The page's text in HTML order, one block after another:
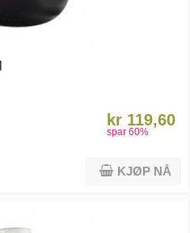
kr 119,60
spar 60%
KJØP NÅ